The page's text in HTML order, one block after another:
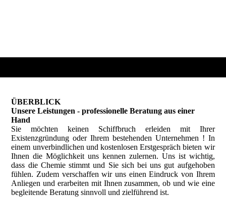
ÜBERBLICK
Unsere Leistungen - professionelle Beratung aus einer
Hand
Sie möchten keinen Schiffbruch erleiden mit Ihrer
Existenzgründung oder Ihrem bestehenden Unternehmen ! In
einem unverbindlichen und kostenlosen Erstgespräch bieten wir
Ihnen die Möglichkeit uns kennen zulernen. Uns ist wichtig,
dass die Chemie stimmt und Sie sich bei uns gut aufgehoben
fühlen. Zudem verschaffen wir uns einen Eindruck von Ihrem
Anliegen und erarbeiten mit Ihnen zusammen, ob und wie eine
begleitende Beratung sinnvoll und zielführend ist.